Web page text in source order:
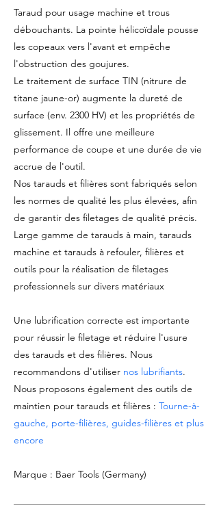
Taraud pour usage machine et trous
débouchants. La pointe hélicoïdale pousse
les copeaux vers l'avant et empêche
l'obstruction des goujures.
Le traitement de surface TIN (nitrure de
titane jaune-or) augmente la dureté de
surface (env. 2300 HV) et les propriétés de
glissement. Il offre une meilleure
performance de coupe et une durée de vie
accrue de l'outil.
Nos tarauds et filières sont fabriqués selon
les normes de qualité les plus élevées, afin
de garantir des filetages de qualité précis.
Large gamme de tarauds à main, tarauds
machine et tarauds à refouler, filières et
outils pour la réalisation de filetages
professionnels sur divers matériaux
Une lubrification correcte est importante
pour réussir le filetage et réduire l'usure
des tarauds et des filières. Nous
recommandons d'utiliser nos lubrifiants.
Nous proposons également des outils de
maintien pour tarauds et filières : Tourne-à-
gauche, porte-filières, guides-filières et plus
encore
Marque : Baer Tools (Germany)